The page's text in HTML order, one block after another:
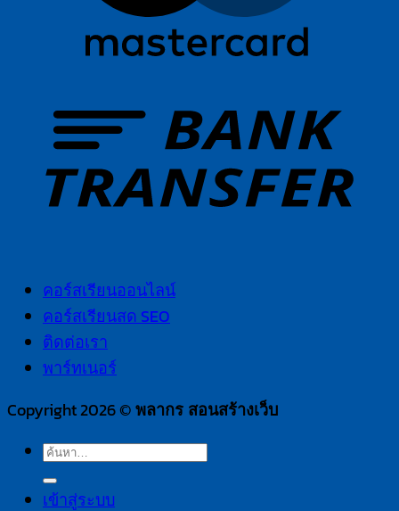
คอร์สเรียนออนไลน์
คอร์สเรียนสด SEO
ติดต่อเรา
พาร์ทเนอร์
Copyright 2026 © พลากร สอนสร้างเว็บ
ค้นหา:
เข้าสู่ระบบ